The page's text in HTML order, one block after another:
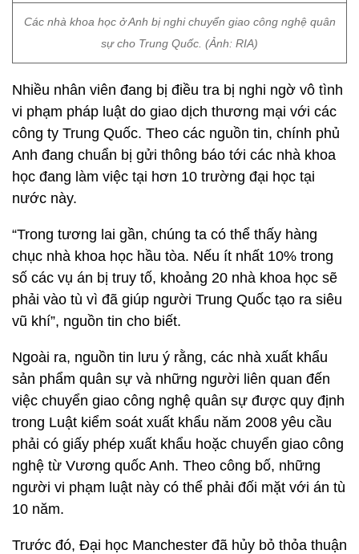
Các nhà khoa học ở Anh bị nghi chuyển giao công nghệ quân
sự cho Trung Quốc. (Ảnh: RIA)
Nhiều nhân viên đang bị điều tra bị nghi ngờ vô tình
vi phạm pháp luật do giao dịch thương mại với các
công ty Trung Quốc. Theo các nguồn tin, chính phủ
Anh đang chuẩn bị gửi thông báo tới các nhà khoa
học đang làm việc tại hơn 10 trường đại học tại
nước này.
“Trong tương lai gần, chúng ta có thể thấy hàng
chục nhà khoa học hầu tòa. Nếu ít nhất 10% trong
số các vụ án bị truy tố, khoảng 20 nhà khoa học sẽ
phải vào tù vì đã giúp người Trung Quốc tạo ra siêu
vũ khí”, nguồn tin cho biết.
Ngoài ra, nguồn tin lưu ý rằng, các nhà xuất khẩu
sản phẩm quân sự và những người liên quan đến
việc chuyển giao công nghệ quân sự được quy định
trong Luật kiểm soát xuất khẩu năm 2008 yêu cầu
phải có giấy phép xuất khẩu hoặc chuyển giao công
nghệ từ Vương quốc Anh. Theo công bố, những
người vi phạm luật này có thể phải đối mặt với án tù
10 năm.
Trước đó, Đại học Manchester đã hủy bỏ thỏa thuận